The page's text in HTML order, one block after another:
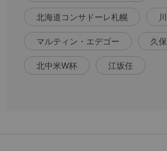
北海道コンサドーレ札幌
マルティン・エデゴー 久
北中米W杯 江坂任